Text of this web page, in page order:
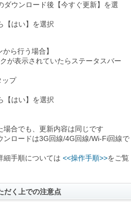
ダウンロード後【今すぐ更新】を選
【はい】を選択
ら行う場合】
が表示されていたらステータスバー
ップ
【はい】を選択
合でも、更新内容は同じです
ロードは3G回線/4G回線/Wi-Fi回線で
手順については <<操作手順>>をご覧
だく上での注意点